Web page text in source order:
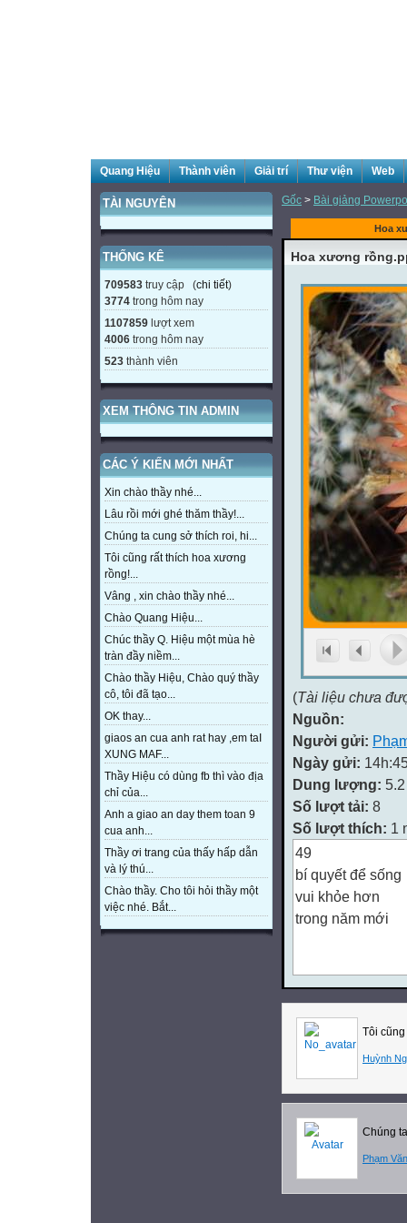
Quang Hiệu Thành viên Giải trí Thư viện Web
TÀI NGUYÊN
THỐNG KÊ
709583 truy cập (chi tiết)
3774 trong hôm nay
1107859 lượt xem
4006 trong hôm nay
523 thành viên
XEM THÔNG TIN ADMIN
CÁC Ý KIẾN MỚI NHẤT
Xin chào thầy nhé...
Lâu rồi mới ghé thăm thầy!...
Chúng ta cung sở thích roi, hi...
Tôi cũng rất thích hoa xương
rồng!...
Vâng , xin chào thầy nhé...
Chào Quang Hiệu...
Chúc thầy Q. Hiệu một mùa hè
tràn đầy niềm...
Chào thầy Hiệu, Chào quý thầy
cô, tôi đã tạo...
OK thay...
giaos an cua anh rat hay ,em taI
XUNG MAF...
Thầy Hiệu có dùng fb thì vào địa
chỉ của...
Anh a giao an day them toan 9
cua anh...
Thầy ơi trang của thấy hấp dẫn
và lý thú...
Chào thầy. Cho tôi hỏi thầy một
việc nhé. Bắt...
Gốc > Bài giảng
Hoa
Hoa xương
(Tài liệu chưa
Nguồn:
Người gửi:
Ngày gửi:
Dung lượng:
Số lượt tải: 8
Số lượt thích: 1
49
bí quyết để sống
vui khỏe hơn
trong năm mới
(Tất cả những
Hãy ngủ 7 tiếng
Hãy uống nhiều
Hãy ăn thêm
Hãy dùng bữa
bữa trưa như
và bữa tối như
Tôi
Huỳnh
Chúng
Phạm